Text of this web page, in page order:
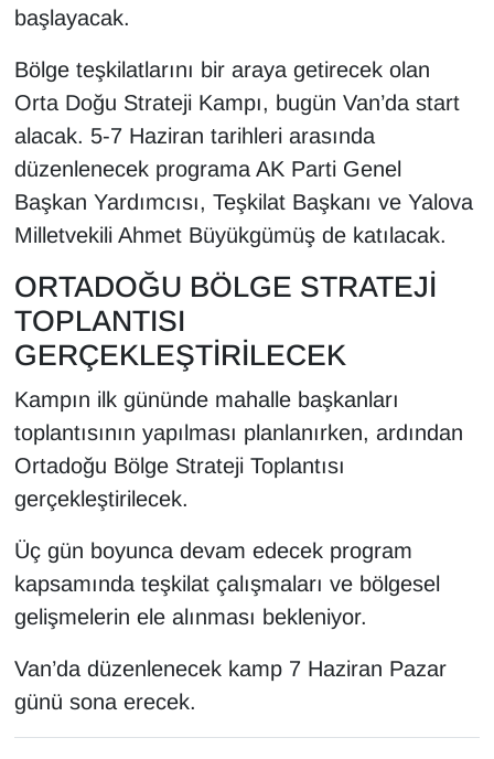
başlayacak.
Bölge teşkilatlarını bir araya getirecek olan
Orta Doğu Strateji Kampı, bugün Van’da start
alacak. 5-7 Haziran tarihleri arasında
düzenlenecek programa AK Parti Genel
Başkan Yardımcısı, Teşkilat Başkanı ve Yalova
Milletvekili Ahmet Büyükgümüş de katılacak.
ORTADOĞU BÖLGE STRATEJİ
TOPLANTISI
GERÇEKLEŞTİRİLECEK
Kampın ilk gününde mahalle başkanları
toplantısının yapılması planlanırken, ardından
Ortadoğu Bölge Strateji Toplantısı
gerçekleştirilecek.
Üç gün boyunca devam edecek program
kapsamında teşkilat çalışmaları ve bölgesel
gelişmelerin ele alınması bekleniyor.
Van’da düzenlenecek kamp 7 Haziran Pazar
günü sona erecek.
Kim Kimdir?
Kültür & Sanat
KURDÎ
MAGAZİN
MEDYA
ONE EKONOMİ
POLİTİKA
Resmi İlanlar
RÖPORTAJ
SAĞLIK
Seri İlan